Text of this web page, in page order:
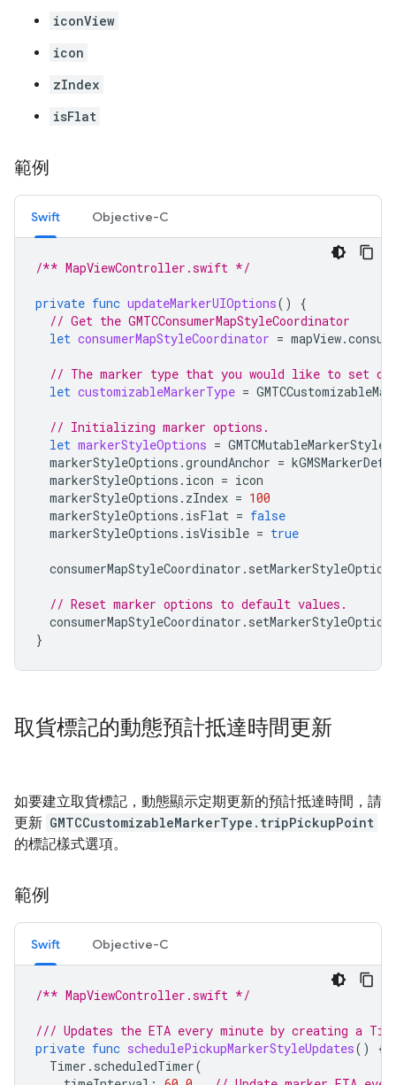
iconView
icon
zIndex
isFlat
範例
Swift Objective-C
/** MapViewController.swift */
private func updateMarkerUIOptions()
{
// Get the GMTCConsumerMapStyleCoordinator
let consumerMapStyleCoordinator = mapView.
// The marker type that you would like to set
let customizableMarkerType =
// Initializing marker options.
let markerStyleOptions =
markerStyleOptions .groundAnchor =
markerStyleOptions . icon = icon
markerStyleOptions . zIndex = 100
markerStyleOptions . isFlat = false
markerStyleOptions . isVisible = true
consumerMapStyleCoordinator .
// Reset marker options to default values.
consumerMapStyleCoordinator .
}
取貨標記的動態預計抵達時間更新
如要建立取貨標記，動態顯示定期更新的預計抵達時間，請
更新 GMTCCustomizableMarkerType.tripPickupPoint
的標記樣式選項。
範例
Swift Objective-C
/** MapViewController.swift */
/// Updates the ETA every minute by creating a
private func schedulePickupMarkerStyleUpdates()
{
Timer . scheduledTimer(